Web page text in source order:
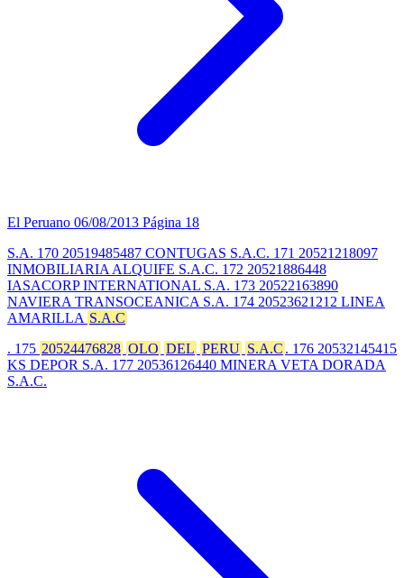
El Peruano 06/08/2013 Página 18
S.A. 170 20519485487 CONTUGAS S.A.C. 171 20521218097
INMOBILIARIA ALQUIFE S.A.C. 172 20521886448
IASACORP INTERNATIONAL S.A. 173 20522163890
NAVIERA TRANSOCEANICA S.A. 174 20523621212 LINEA
AMARILLA S.A.C
. 175 20524476828 OLO DEL PERU S.A.C . 176 20532145415
KS DEPOR S.A. 177 20536126440 MINERA VETA DORADA
S.A.C.